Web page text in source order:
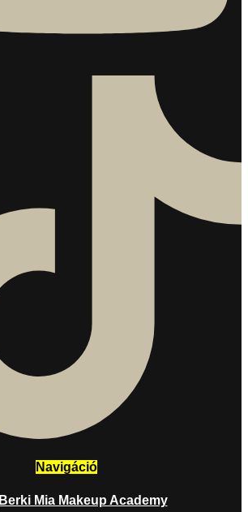
Navigáció
Berki Mia Makeup Academy